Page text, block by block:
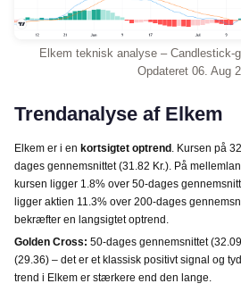
Elkem teknisk analyse – Candlestick-
Opdateret 06. Aug
Trendanalyse af Elkem
Elkem er i en kortsigtet optrend . Kursen på
dages gennemsnittet (31.82 Kr.). På
kursen ligger 1.8% over 50-dages
ligger aktien 11.3% over 200-dages
bekræfter en langsigtet optrend.
Golden Cross: 50-dages gennemsnittet
(29.36) – det er et klassisk positivt signal og
trend i Elkem er stærkere end den lange.